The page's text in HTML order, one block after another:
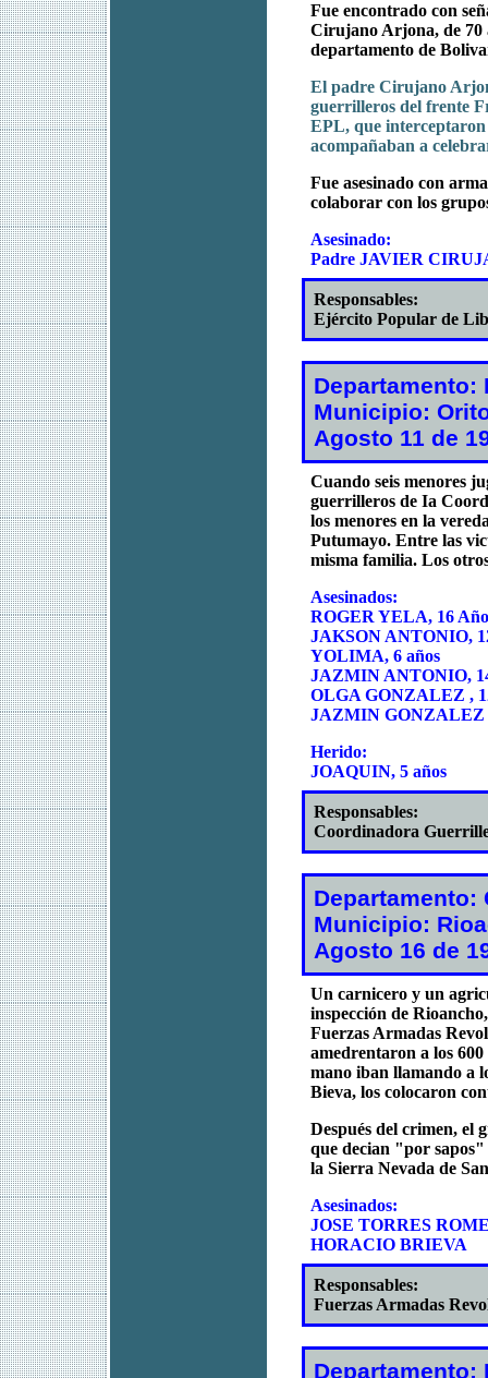
Fue encontrado con
Cirujano Arjona, de 70
departamento de
El padre Cirujano
guerrilleros del frente
EPL, que interceptaron
acompañaban a
Fue asesinado con
colaborar con los
Asesinado:
Padre JAVIER
Responsables:
Ejército Popular de
Departamento:
Municipio:
Agosto 11 de
Cuando seis menores
guerrilleros de Ia
los menores en la
Putumayo. Entre las
misma familia. Los
Asesinados:
ROGER YELA, 16
JAKSON ANTONIO,
YOLIMA, 6 años
JAZMIN ANTONIO,
OLGA GONZALEZ ,
JAZMIN GONZALEZ
Herido:
JOAQUIN, 5 años
Responsables:
Coordinadora
Departamento:
Municipio:
Agosto 16 de
Un carnicero y un
inspección de
Fuerzas Armadas
amedrentaron a los
mano iban llamando a
Bieva, los colocaron
Después del crimen, el
que decian "por sapos"
la Sierra Nevada de
Asesinados:
JOSE TORRES
HORACIO BRIEVA
Responsables:
Fuerzas Armadas
Departamento: